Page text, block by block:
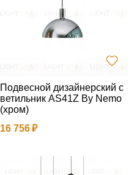
Подвесной дизайнерский с
ветильник AS41Z By Nemo
(хром)
16 756